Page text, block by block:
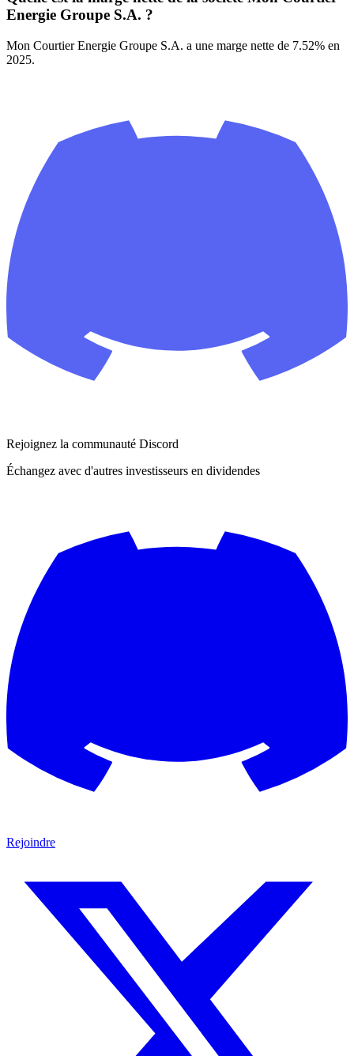
Energie Groupe S.A. ?
Mon Courtier Energie Groupe S.A. a une marge nette de 7.52% en
2025.
Rejoignez la communauté Discord
Échangez avec d'autres investisseurs en dividendes
Rejoindre